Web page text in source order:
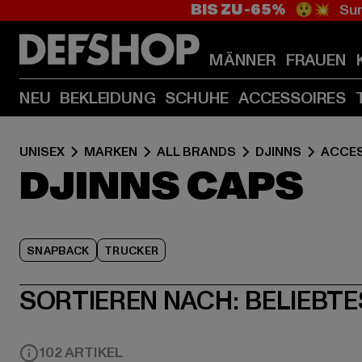
BIS ZU -65% 😲💥
MÄNNER FRAUEN
NEU BEKLEIDUNG SCHUHE ACCESSOIRES
UNISEX MARKEN ALL BRANDS DJINNS
DJINNS CAPS
SNAPBACK TRUCKER
SORTIEREN NACH:
102 ARTIKEL